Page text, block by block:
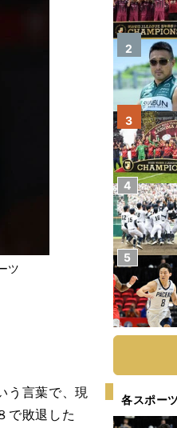
ツ
う言葉で、現
で敗退した
2
3
4
5
各スポー